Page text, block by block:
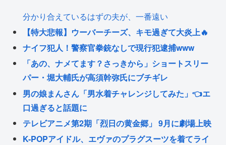
分かり合えているはずの夫が、一番遠い
【特大悲報】ウーバーチーズ、キモ過ぎて大炎上🔥
ナイフ犯人！警察官拳銃なしで現行犯逮捕www
「あの、ナメてます？さっきから」ショートスリー
パー・堀大輔氏が高須幹弥氏にブチギレ
男の娘まんさん「男水着チャレンジしてみた」👈エ
口過ぎると話題に
テレビアニメ第2期「烈日の黄金郷」 9月に劇場上映
K-POPアイドル、エヴァのプラグスーツを着てライ